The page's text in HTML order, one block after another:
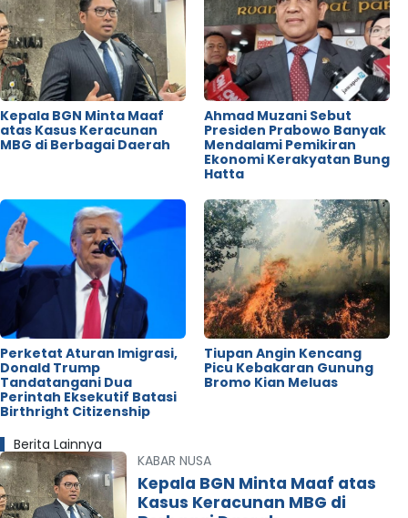
Kepala BGN Minta Maaf
atas Kasus Keracunan
MBG di Berbagai Daerah
Ahmad Muzani Sebut
Presiden Prabowo Banyak
Mendalami Pemikiran
Ekonomi Kerakyatan Bung
Hatta
Perketat Aturan Imigrasi,
Donald Trump
Tandatangani Dua
Perintah Eksekutif Batasi
Birthright Citizenship
Tiupan Angin Kencang
Picu Kebakaran Gunung
Bromo Kian Meluas
Berita Lainnya
KABAR NUSA
Kepala BGN Minta Maaf atas
Kasus Keracunan MBG di